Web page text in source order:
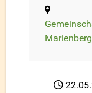
Marienberg